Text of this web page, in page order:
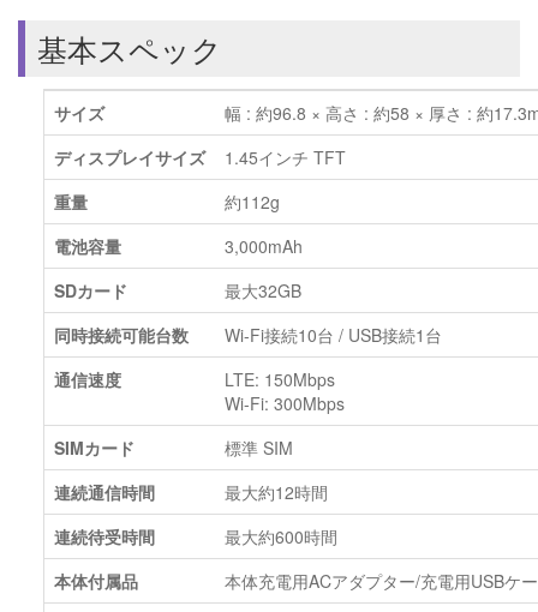
基本スペック
サイズ
幅 : 約96.8 × 高さ : 約58 × 厚さ : 約
ディスプレイサイズ
1.45インチ TFT
重量
約112g
電池容量
3,000mAh
SDカード
最大32GB
同時接続可能台数
Wi-Fi接続10台 / USB接続1台
通信速度
LTE: 150Mbps
Wi-Fi: 300Mbps
SIMカード
標準 SIM
連続通信時間
最大約12時間
連続待受時間
最大約600時間
本体付属品
本体充電用ACアダプター/充電用USBケ